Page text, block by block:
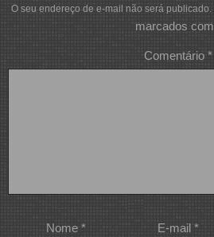
O seu endereço de e-mail não será publicado.
marcados com
Comentário *
Nome * E-mail *